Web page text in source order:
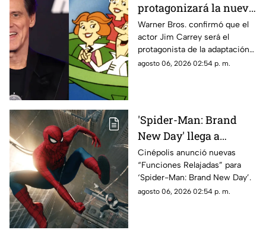
protagonizará la nueva
película live-action de
'Los Supersónicos'
Warner Bros. confirmó que el
actor Jim Carrey será el
protagonista de la adaptación
en acción real de “Los
agosto 06, 2026 02:54 p. m.
'Spider-Man: Brand
New Day' llega a
Chihuahua con
funciones adaptadas
para personas
neurodivergentes
Cinépolis anunció nuevas
“Funciones Relajadas” para
‘Spider-Man: Brand New Day’.
agosto 06, 2026 02:54 p. m.